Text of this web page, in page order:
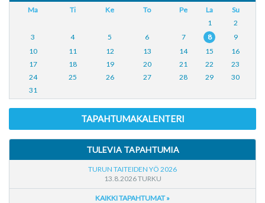
Ma Ti Ke To Pe La
Su
1
2
3
4 5 6 7 8
9
10
11 12 13 14 15
16
17
18 19 20 21 22
23
24
25 26 27 28 29
30
31
TAPAHTUMAKALENTERI
TULEVIA TAPAHTUMIA
TURUN TAITEIDEN YÖ 2026
13.8.2026 TURKU
KAIKKI TAPAHTUMAT »